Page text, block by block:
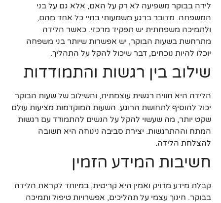
לידה בבוקר משפיעה לא רק על האם, אלא גם על בני
המשפחה. מדובר ברגע משמעותי בחיי כל אחד מהם,
ולתמיכה משפחתית יש תפקיד מרכזי. כאשר הלידה
מתרחשת בשעות הבוקר, יש אפשרות שיותר בני משפחה
יוכלו להיות נוכחים, דבר שיכול להקל על התהליך.
שילוב בין רגשות והתמודדות
הלידה היא חוויה רגשית עוצמתית, והשילוב של שעות הבוקר
יכול להוסיף לתחושת הרוגע. השעות המוקדמות מציעות עולם
שקט יותר, מה שעשוי להקל על הנשים להתמודד עם רגשות
המתח וההתרגשות. יצירת סביבה נינוחה היא חשובה
להצלחת הלידה.
חשיבות המידע הזמין
קבלת מידע מדויק ואמין היא קריטית, במיוחד לקראת הלידה
בבוקר. חינוך עצמי על תהליכים, אפשרויות טיפול ותמיכה